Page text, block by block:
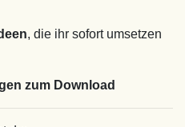
, die ihr sofort umsetzen
zum Download